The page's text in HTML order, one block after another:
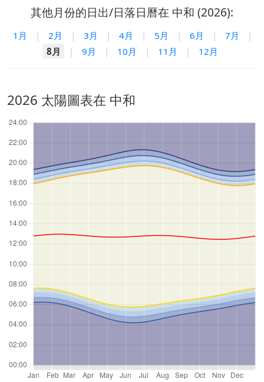
其他月份的日出/日落日曆在 中和 (2026):
1月 | 2月 | 3月 | 4月 | 5月 | 6月 | 7月
|
8月
| 9月 | 10月 | 11月 | 12月
2026 太陽圖表在 中和